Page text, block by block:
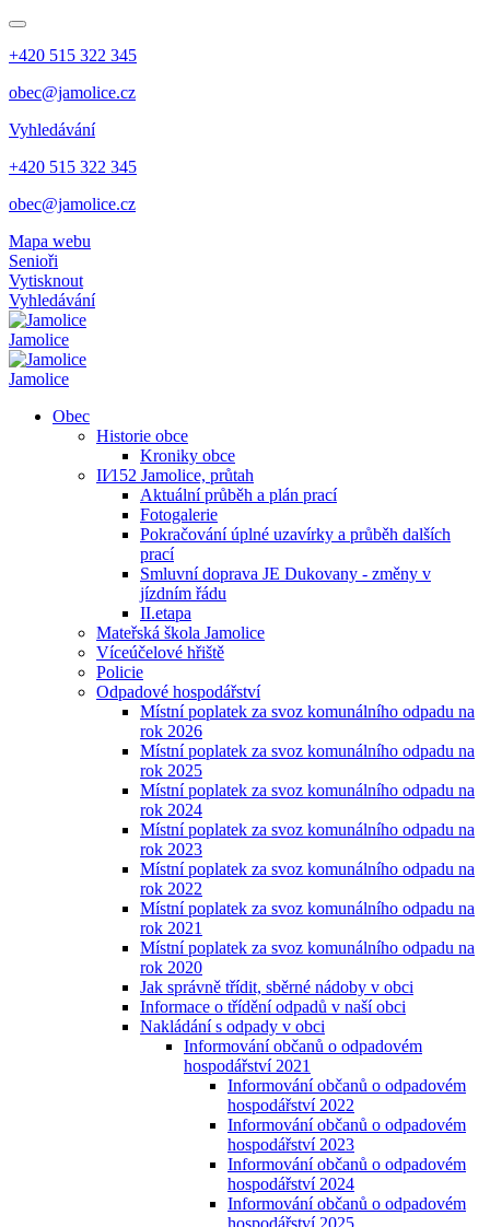
+420 515 322 345
obec@jamolice.cz
Vyhledávání
+420 515 322 345
obec@jamolice.cz
Mapa webu
Senioři
Vytisknout
Vyhledávání
Jamolice
Jamolice
Obec
Historie obce
Kroniky obce
II⁄152 Jamolice, průtah
Aktuální průběh a plán prací
Fotogalerie
Pokračování úplné uzavírky a průběh dalších
prací
Smluvní doprava JE Dukovany - změny v
jízdním řádu
II.etapa
Mateřská škola Jamolice
Víceúčelové hřiště
Policie
Odpadové hospodářství
Místní poplatek za svoz komunálního odpadu na
rok 2026
Místní poplatek za svoz komunálního odpadu na
rok 2025
Místní poplatek za svoz komunálního odpadu na
rok 2024
Místní poplatek za svoz komunálního odpadu na
rok 2023
Místní poplatek za svoz komunálního odpadu na
rok 2022
Místní poplatek za svoz komunálního odpadu na
rok 2021
Místní poplatek za svoz komunálního odpadu na
rok 2020
Jak správně třídit, sběrné nádoby v obci
Informace o třídění odpadů v naší obci
Nakládání s odpady v obci
Informování občanů o odpadovém
hospodářství 2021
Informování občanů o odpadovém
hospodářství 2022
Informování občanů o odpadovém
hospodářství 2023
Informování občanů o odpadovém
hospodářství 2024
Informování občanů o odpadovém
hospodářství 2025